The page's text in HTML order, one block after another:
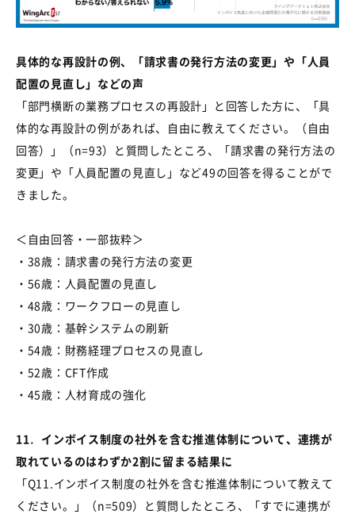
具体的な再設計の例、「請求書の発行方法の変更」や「人員
配置の見直し」などの声
「部門横断の業務プロセスの再設計」と回答した方に、「具
体的な再設計の例があれば、自由に教えてください。（自由
回答）」（n=93）と質問したところ、「請求書の発行方法の
変更」や「人員配置の見直し」など49の回答を得ることがで
きました。
＜自由回答・一部抜粋＞
・ 38歳：請求書の発行方法の変更
・ 56歳：人員配置の見直し
・ 48歳：ワークフローの見直し
・ 30歳：基幹システムの刷新
・ 54歳：財務経理プロセスの見直し
・ 52歳： CFT作成
・ 45歳：人材育成の強化
11 ． インボイス制度の社外を含む推進体制について、連携が
取れているのはわずか2割に留まる結果に
「Q11.インボイス制度の社外を含む推進体制について教えて
ください。」（n=509）と質問したところ、「すでに連携が